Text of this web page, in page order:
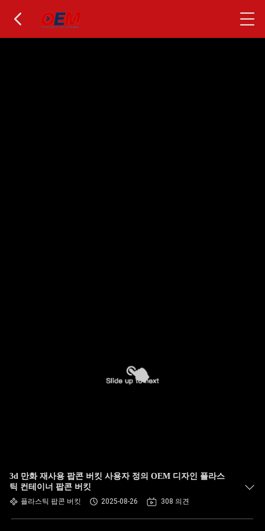
3d 만화 재사용 팝콘 버킷 사용자 정의 OEM 디자인 플라스
틱 컨테이너 팝콘 버킷
플라스틱 팝콘 버킷 2025-08-26 308 의견